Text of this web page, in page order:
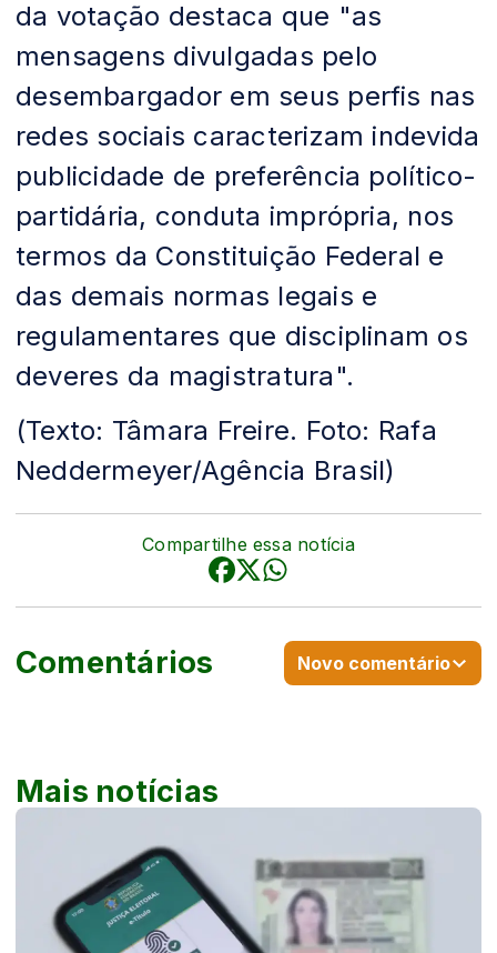
da votação destaca que "as
mensagens divulgadas pelo
desembargador em seus perfis nas
redes sociais caracterizam indevida
publicidade de preferência político-
partidária, conduta imprópria, nos
termos da Constituição Federal e
das demais normas legais e
regulamentares que disciplinam os
deveres da magistratura".
(Texto: Tâmara Freire. Foto: Rafa
Neddermeyer/Agência Brasil)
Compartilhe essa notícia
Comentários Novo comentário
Mais notícias